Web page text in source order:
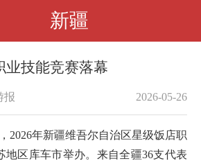
新疆
业技能竞赛落幕
报 2026-05-26
年新疆维吾尔自治区星级饭店职
地区库车市举办。来自全疆36支代表